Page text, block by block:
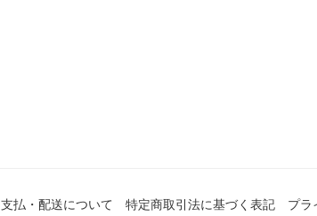
支払・配送について 特定商取引法に基づく表記 プラ